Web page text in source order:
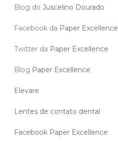
Blog do Juscelino Dourado
Facebook da Paper Excellence
Twitter da Paper Excellence
Blog Paper Excellence
Elevare
Lentes de contato dental
Facebook Paper Excellence